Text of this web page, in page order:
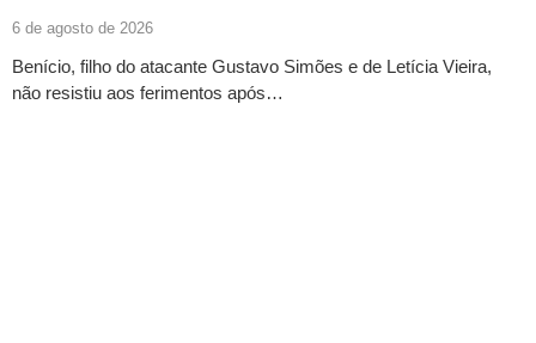
6 de agosto de 2026
Benício, filho do atacante Gustavo Simões e de Letícia Vieira,
não resistiu aos ferimentos após…